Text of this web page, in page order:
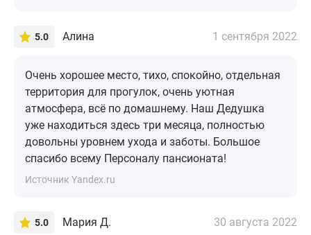
5.0 Алина 1 сентября 2022
Очень хорошее место, тихо, спокойно, отдельная
территория для прогулок, очень уютная
атмосфера, всё по домашнему. Наш Дедушка
уже находиться здесь три месяца, полностью
довольны уровнем ухода и заботы. Большое
спасибо всему Персоналу пансионата!
Источник Yandex.ru
5.0 Мария Д. 30 августа 2022